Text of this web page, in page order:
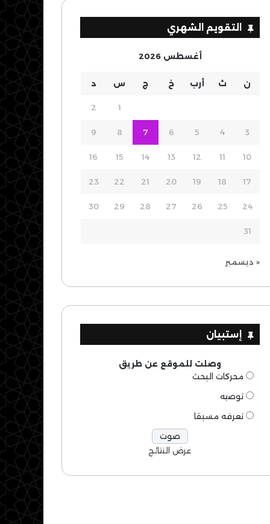
التقويم الشهري
أغسطس 2026
ن ث أرب خ ج س د
1
2
3
4
5
6
7
8
9
10
11
12
13
14
15
16
17
18
19
20
21
22
23
24
25
26
27
28
29
30
31
« ديسمبر
إستبيان
وصلت للموقع عن طريق
محركات البحث
توصيه
تعرفه مسبقا
عرض النتائج